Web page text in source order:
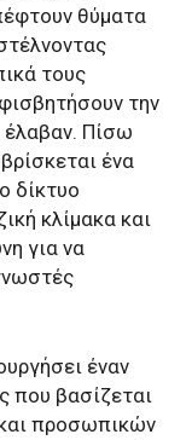
θύματα
τους
την
έλαβαν. Πίσω
ένα
δίκτυο
κλίμακα και
για να
έναν
που βασίζεται
προσωπικών